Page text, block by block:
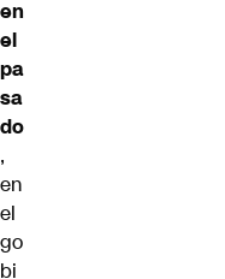
en
el
pa
sa
do
,
en
el
go
bi